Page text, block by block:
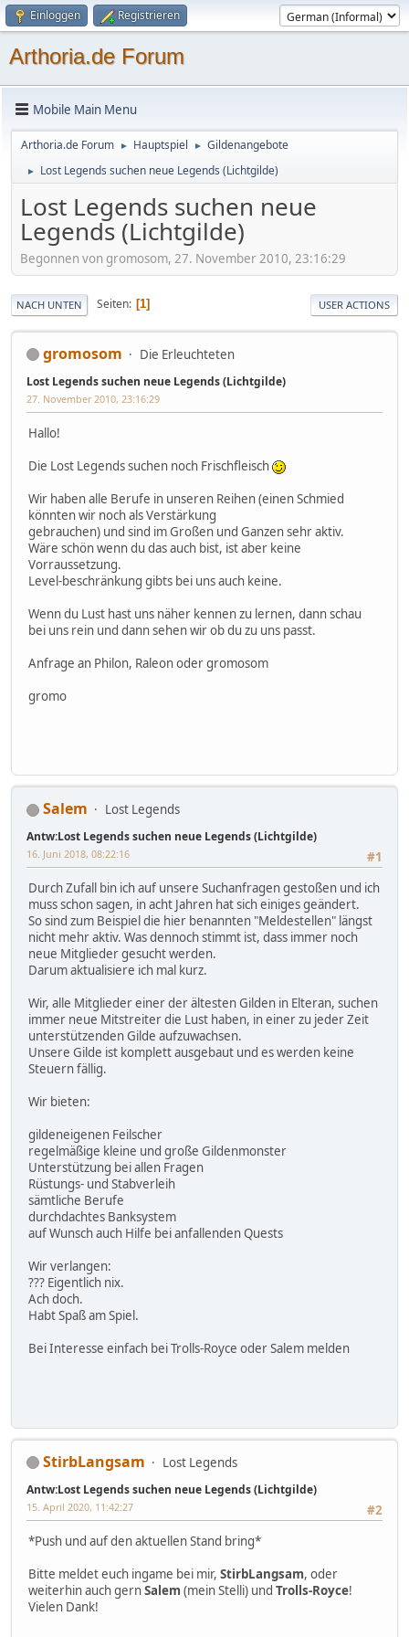
Einloggen Registrieren
Arthoria.de Forum
Mobile Main Menu
Arthoria.de Forum ► Hauptspiel ► Gildenangebote
► Lost Legends suchen neue Legends (Lichtgilde)
Lost Legends suchen neue
Legends (Lichtgilde)
Begonnen von gromosom, 27. November 2010, 23:16:29
NACH UNTEN Seiten 1 USER ACTIONS
gromosom Die Erleuchteten
Lost Legends suchen neue Legends (Lichtgilde)
27. November 2010, 23:16:29
Hallo!
Die Lost Legends suchen noch Frischfleisch
Wir haben alle Berufe in unseren Reihen (einen Schmied
könnten wir noch als Verstärkung
gebrauchen) und sind im Großen und Ganzen sehr aktiv.
Wäre schön wenn du das auch bist, ist aber keine
Vorraussetzung.
Level-beschränkung gibts bei uns auch keine.
Wenn du Lust hast uns näher kennen zu lernen, dann schau
bei uns rein und dann sehen wir ob du zu uns passt.
Anfrage an Philon, Raleon oder gromosom
gromo
Salem Lost Legends
Antw:Lost Legends suchen neue Legends (Lichtgilde)
#1
16. Juni 2018, 08:22:16
Durch Zufall bin ich auf unsere Suchanfragen gestoßen und ich
muss schon sagen, in acht Jahren hat sich einiges geändert.
So sind zum Beispiel die hier benannten "Meldestellen" längst
nicht mehr aktiv. Was dennoch stimmt ist, dass immer noch
neue Mitglieder gesucht werden.
Darum aktualisiere ich mal kurz.
Wir, alle Mitglieder einer der ältesten Gilden in Elteran, suchen
immer neue Mitstreiter die Lust haben, in einer zu jeder Zeit
unterstützenden Gilde aufzuwachsen.
Unsere Gilde ist komplett ausgebaut und es werden keine
Steuern fällig.
Wir bieten:
gildeneigenen Feilscher
regelmäßige kleine und große Gildenmonster
Unterstützung bei allen Fragen
Rüstungs- und Stabverleih
sämtliche Berufe
durchdachtes Banksystem
auf Wunsch auch Hilfe bei anfallenden Quests
Wir verlangen:
??? Eigentlich nix.
Ach doch.
Habt Spaß am Spiel.
Bei Interesse einfach bei Trolls-Royce oder Salem melden
StirbLangsam Lost Legends
Antw:Lost Legends suchen neue Legends (Lichtgilde)
#2
15. April 2020, 11:42:27
*Push und auf den aktuellen Stand bring*
Bitte meldet euch ingame bei mir, StirbLangsam, oder
weiterhin auch gernSalem (mein Stelli) und Trolls-Royce!
Vielen Dank!